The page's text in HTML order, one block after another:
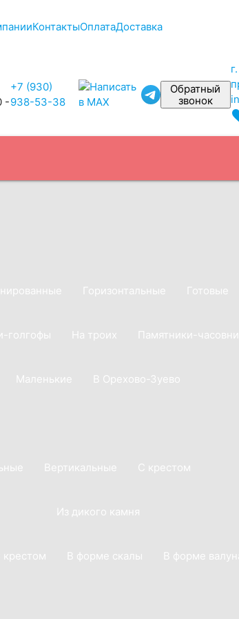
КонтактыОплатаДоставка
-
+7 (930)
938-53-38
Обратный
звонок
Горизонтальные Готовые
голгофы На троих Памятники-часовни
Маленькие В Орехово-Зуево
Вертикальные С крестом
крестом
Из дикого камня
В форме скалы В форме